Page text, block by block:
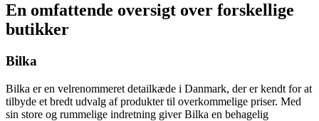
En omfattende oversigt over forskellige
butikker
Bilka
Bilka er en velrenommeret detailkæde i Danmark, der er kendt for at
tilbyde et bredt udvalg af produkter til overkommelige priser. Med
sin store og rummelige indretning giver Bilka en behagelig